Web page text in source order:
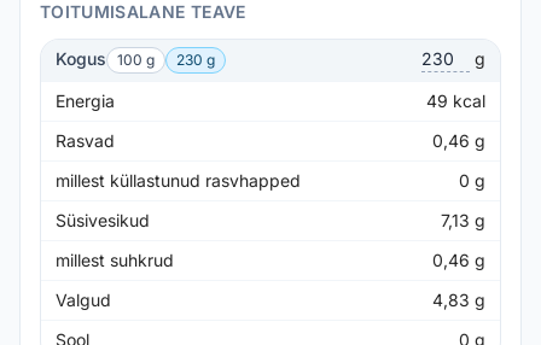
TOITUMISALANE TEAVE
Kogus 100 g 230 g g
Energia 49 kcal
Rasvad
0,46 g
millest küllastunud rasvhapped
0 g
Süsivesikud
7,13 g
millest suhkrud
0,46 g
Valgud
4,83 g
Sool
0 g